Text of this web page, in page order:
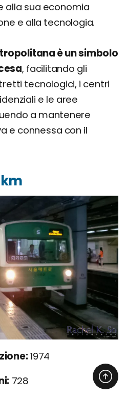
alla sua economia
e alla tecnologia.
è un simbolo
, facilitando gli
tecnologici, i centri
e le aree
a mantenere
e connessa con il
km
1974
728